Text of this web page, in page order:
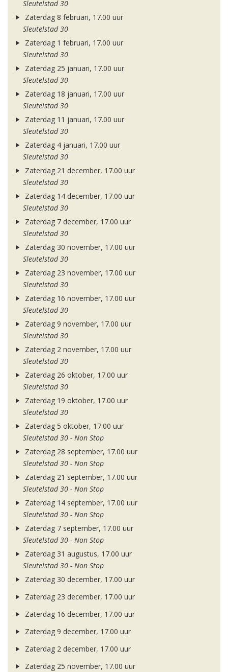
Sleutelstad 30
Zaterdag 8 februari, 17.00 uur
Sleutelstad 30
Zaterdag 1 februari, 17.00 uur
Sleutelstad 30
Zaterdag 25 januari, 17.00 uur
Sleutelstad 30
Zaterdag 18 januari, 17.00 uur
Sleutelstad 30
Zaterdag 11 januari, 17.00 uur
Sleutelstad 30
Zaterdag 4 januari, 17.00 uur
Sleutelstad 30
Zaterdag 21 december, 17.00 uur
Sleutelstad 30
Zaterdag 14 december, 17.00 uur
Sleutelstad 30
Zaterdag 7 december, 17.00 uur
Sleutelstad 30
Zaterdag 30 november, 17.00 uur
Sleutelstad 30
Zaterdag 23 november, 17.00 uur
Sleutelstad 30
Zaterdag 16 november, 17.00 uur
Sleutelstad 30
Zaterdag 9 november, 17.00 uur
Sleutelstad 30
Zaterdag 2 november, 17.00 uur
Sleutelstad 30
Zaterdag 26 oktober, 17.00 uur
Sleutelstad 30
Zaterdag 19 oktober, 17.00 uur
Sleutelstad 30
Zaterdag 5 oktober, 17.00 uur
Sleutelstad 30 - Non Stop
Zaterdag 28 september, 17.00 uur
Sleutelstad 30 - Non Stop
Zaterdag 21 september, 17.00 uur
Sleutelstad 30 - Non Stop
Zaterdag 14 september, 17.00 uur
Sleutelstad 30 - Non Stop
Zaterdag 7 september, 17.00 uur
Sleutelstad 30 - Non Stop
Zaterdag 31 augustus, 17.00 uur
Sleutelstad 30 - Non Stop
Zaterdag 30 december, 17.00 uur
Zaterdag 23 december, 17.00 uur
Zaterdag 16 december, 17.00 uur
Zaterdag 9 december, 17.00 uur
Zaterdag 2 december, 17.00 uur
Zaterdag 25 november, 17.00 uur